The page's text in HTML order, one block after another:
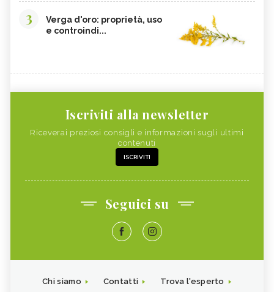
3
Verga d'oro: proprietà, uso
e controindi...
Iscriviti alla newsletter
Riceverai preziosi consigli e informazioni sugli ultimi
contenuti
ISCRIVITI
Seguici su
Chi siamo Contatti Trova l'esperto